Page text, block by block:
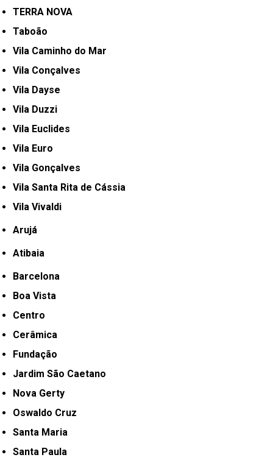
TERRA NOVA
Taboão
Vila Caminho do Mar
Vila Conçalves
Vila Dayse
Vila Duzzi
Vila Euclides
Vila Euro
Vila Gonçalves
Vila Santa Rita de Cássia
Vila Vivaldi
Arujá
Atibaia
Barcelona
Boa Vista
Centro
Cerâmica
Fundação
Jardim São Caetano
Nova Gerty
Oswaldo Cruz
Santa Maria
Santa Paula